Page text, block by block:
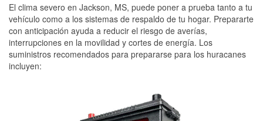
El clima severo en Jackson, MS, puede poner a prueba tanto a tu
vehículo como a los sistemas de respaldo de tu hogar. Prepararte
con anticipación ayuda a reducir el riesgo de averías,
interrupciones en la movilidad y cortes de energía. Los
suministros recomendados para prepararse para los huracanes
incluyen: